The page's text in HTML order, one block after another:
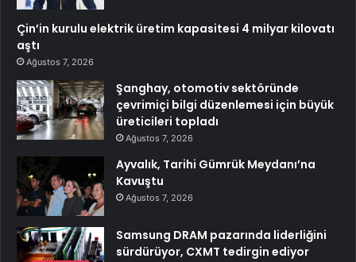
Çin’in kurulu elektrik üretim kapasitesi 4 milyar kilovatı
aştı
Ağustos 7, 2026
Şanghay, otomotiv sektöründe
çevrimiçi bilgi düzenlemesi için büyük
üreticileri topladı
Ağustos 7, 2026
Ayvalık, Tarihi Gümrük Meydanı’na
Kavuştu
Ağustos 7, 2026
Samsung DRAM pazarında liderliğini
sürdürüyor, CXMT tedirgin ediyor